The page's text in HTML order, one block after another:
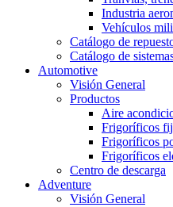
Industria
Vehículos
Catálogo de
Catálogo de
Automotive
Visión General
Productos
Aire
Frigoríficos
Frigoríficos
Frigoríficos
Centro de descarga
Adventure
Visión General